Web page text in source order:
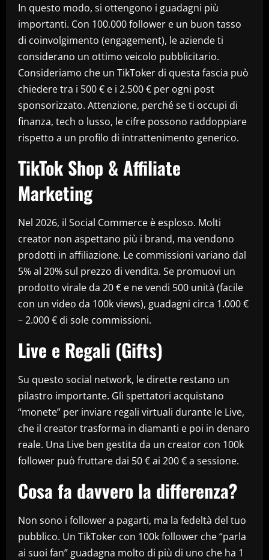
In questo modo, si ottengono i guadagni più
importanti. Con 100.000 follower e un buon tasso
di coinvolgimento (engagement), le aziende ti
considerano un ottimo veicolo pubblicitario.
Consideriamo che un TikToker di questa fascia può
chiedere tra i 500 € e i 2.500 € per ogni post
sponsorizzato. Attenzione, perché se ti occupi di
finanza, tech o lusso, le cifre possono raddoppiare
rispetto a un profilo di intrattenimento generico.
TikTok Shop & Affiliate
Marketing
Nel 2026, il Social Commerce è esploso. Molti
creator non aspettano più i brand, ma vendono
prodotti in affiliazione. Le commissioni variano dal
5% al 20% sul prezzo di vendita. Se promuovi un
prodotto virale da 20 € e ne vendi 500 unità (facile
con un video da 100k views), guadagni circa 1.000 €
– 2.000 € di sole commissioni.
Live e Regali (Gifts)
Su questo social network, le dirette restano un
pilastro importante. Gli spettatori acquistano
“monete” per inviare regali virtuali durante le Live,
che il creator trasforma in diamanti e poi in denaro
reale. Una Live ben gestita da un creator con 100k
follower può fruttare dai 50 € ai 200 € a sessione.
Cosa fa davvero la differenza?
Non sono i follower a pagarti, ma la fedeltà del tuo
pubblico. Un TikToker con 100k follower che “parla
ai suoi fan” guadagna molto di più di uno che ha 1